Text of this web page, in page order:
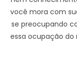
você mora com
se preocupando
essa ocupação do